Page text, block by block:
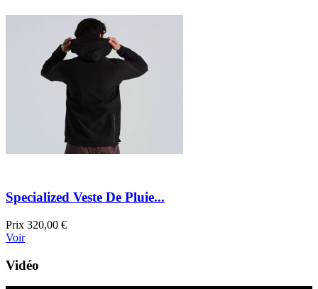
Specialized Veste De Pluie...
Prix 320,00 €
Voir
Vidéo